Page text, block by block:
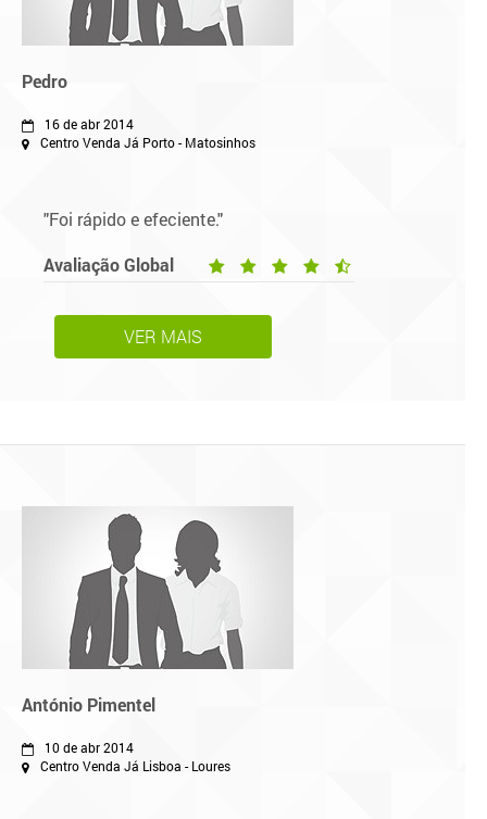
Pedro
16 de abr 2014
Centro Venda Já Porto - Matosinhos
"Foi rápido e efeciente."
Avaliação Global
VER MAIS
António Pimentel
10 de abr 2014
Centro Venda Já Lisboa - Loures